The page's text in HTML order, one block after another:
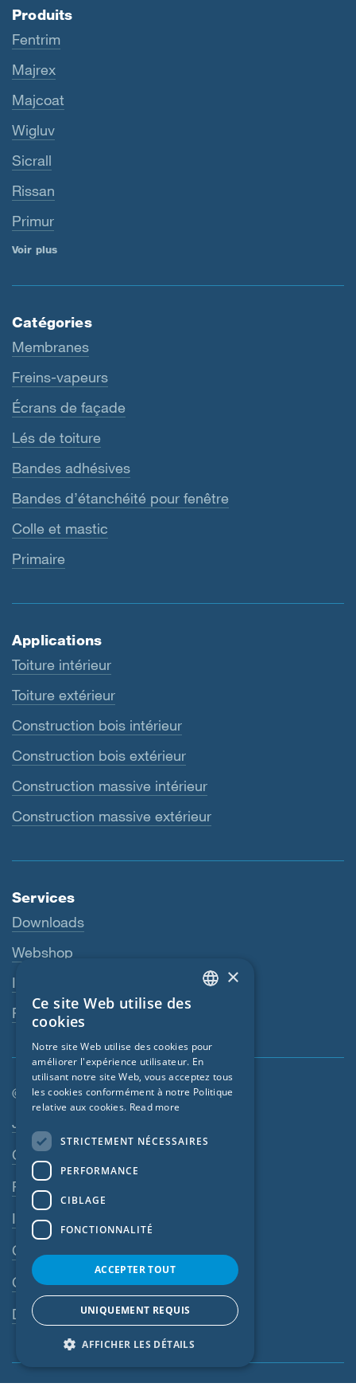
Produits
Fentrim
Majrex
Majcoat
Wigluv
Sicrall
Rissan
Primur
Voir plus
Catégories
Membranes
Freins-vapeurs
Écrans de façade
Lés de toiture
Bandes adhésives
Bandes d’étanchéité pour fenêtre
Colle et mastic
Primaire
Applications
Toiture intérieur
Toiture extérieur
Construction bois intérieur
Construction bois extérieur
Construction massive intérieur
Construction massive extérieur
Services
Downloads
Webshop
Interlocuteur
Revendeurs
© SIGA 2026
Jobs
Contact
Règles de confidentialité
Impressum
CGV
CGA
Dispositif d’alerte
ENGLISH
FRENCH
CZECH
LATVIAN
NORWEGIAN
×
Ce site Web utilise des
cookies
Notre site Web utilise des cookies pour
améliorer l'expérience utilisateur. En
utilisant notre site Web, vous acceptez tous
les cookies conformément à notre Politique
relative aux cookies. Read more
STRICTEMENT NÉCESSAIRES
PERFORMANCE
CIBLAGE
FONCTIONNALITÉ
ACCEPTER TOUT
UNIQUEMENT REQUIS
AFFICHER LES DÉTAILS